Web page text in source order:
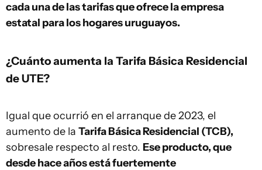
cada una de las tarifas que ofrece la empresa
estatal para los hogares uruguayos.
¿Cuánto aumenta la Tarifa Básica Residencial
de UTE?
Igual que ocurrió en el arranque de 2023, el
aumento de la Tarifa Básica Residencial (TCB),
sobresale respecto al resto. Ese producto, que
desde hace años está fuertemente